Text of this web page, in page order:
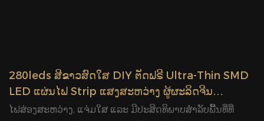
280leds ສີຂາວສົດໃສ DIY ຕັດຟຣີ Ultra-Thin SMD
LED ແຜ່ນໄຟ Strip ແສງສະຫວ່າງ ຜູ້ຜະລິດຈີນ
Glamour
ໄຟສ່ອງສະຫວ່າງ, ແຈ່ມໃສ ແລະ ມີປະສິດທິພາບສຳລັບພື້ນທີ່ທີ່